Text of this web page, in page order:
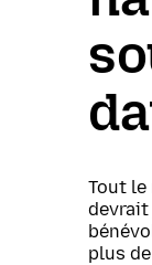
Tout le
devrait
plus